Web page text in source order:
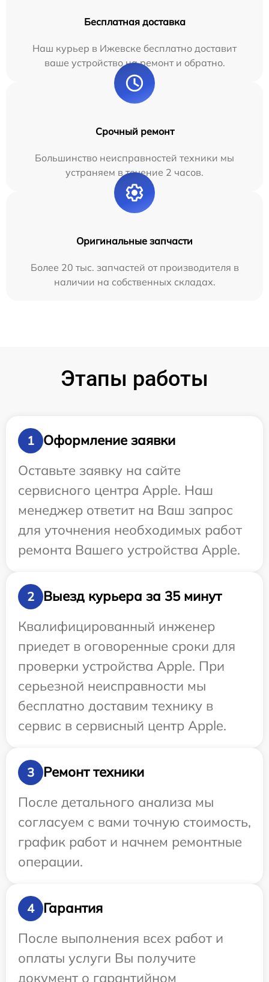
Бесплатная доставка
Наш курьер в Ижевске бесплатно доставит
ваше устройство на ремонт и обратно.
Срочный ремонт
Большинство неисправностей техники мы
устраняем в течение 2 часов.
Оригинальные запчасти
Более 20 тыс. запчастей от производителя в
наличии на собственных складах.
Этапы работы
1
Оформление заявки
Оставьте заявку на сайте
сервисного центра Apple. Наш
менеджер ответит на Ваш запрос
для уточнения необходимых работ
ремонта Вашего устройства Apple.
2
Выезд курьера за 35 минут
Квалифицированный инженер
приедет в оговоренные сроки для
проверки устройства Apple. При
серьезной неисправности мы
бесплатно доставим технику в
сервис в сервисный центр Apple.
3
Ремонт техники
После детального анализа мы
согласуем с вами точную стоимость,
график работ и начнем ремонтные
операции.
4
Гарантия
После выполнения всех работ и
оплаты услуги Вы получите
документ о гарантийном